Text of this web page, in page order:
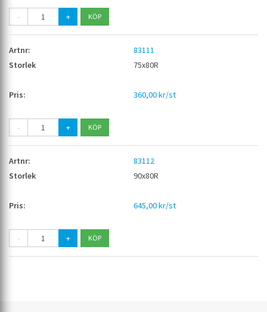
- +
83111
75x80R
360,00 kr/st
- +
83112
90x80R
645,00 kr/st
- +